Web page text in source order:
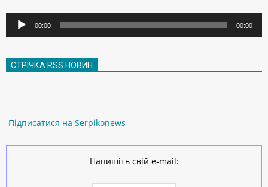
Аудіопрогравач
00:00 00:00
СТРІЧКА RSS НОВИН
Підписатися на Serpikonews
Напишіть свій e-mail: